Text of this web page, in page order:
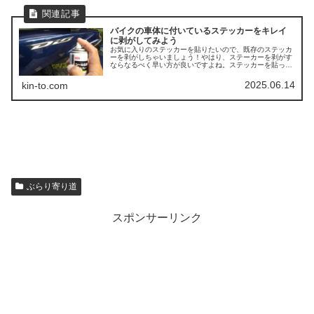
バイクの車体に付いているステッカーをキレイ
に剥がしてみよう
お気に入りのステッカーを貼りたいので、既存のステッカ
ーを剥がしちゃいましょう！やはり、ステーカーを剥がす
ならなるべく早い方が良いですよね。ステッカーを貼って
kin-to.com 2025.06.14
ぶらり寄り道
スポンサーリンク